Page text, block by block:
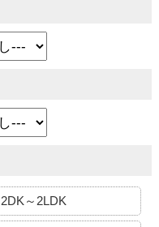
2DK～2LDK